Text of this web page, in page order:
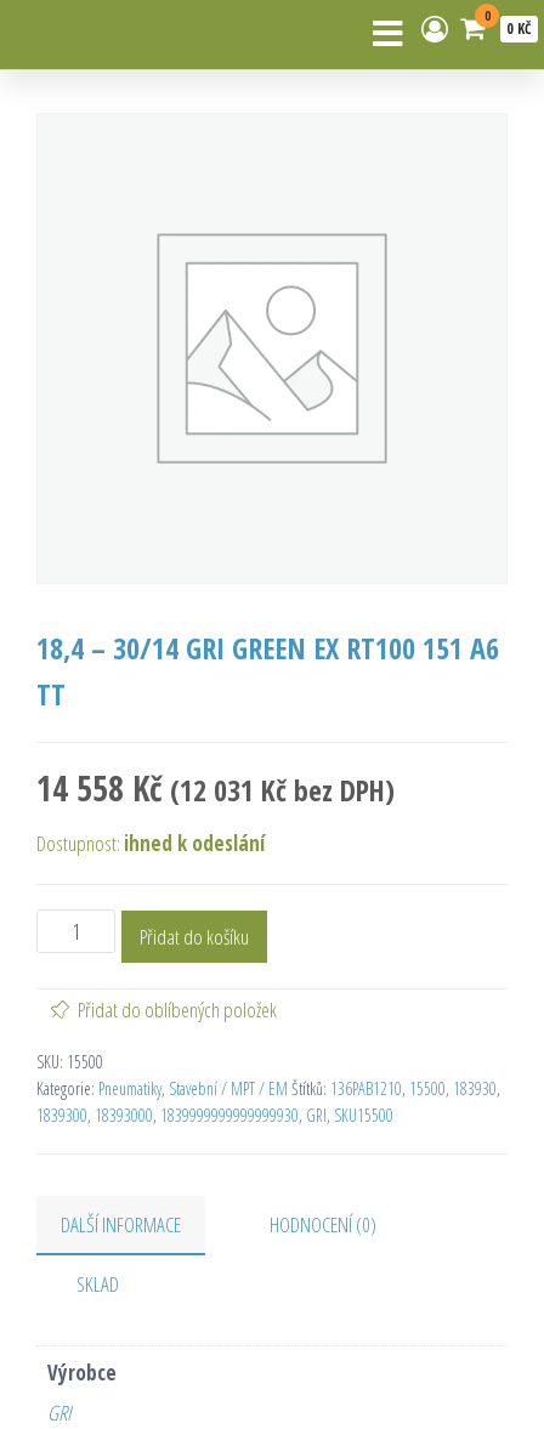
0
0 KČ
18,4 – 30/14 GRI GREEN EX RT100 151 A6
TT
14 558 Kč (12 031 Kč bez DPH)
Dostupnost: ihned k odeslání
Přidat do košíku
Přidat do oblíbených položek
SKU: 15500
Kategorie: Pneumatiky, Stavební / MPT / EM Štítků: 136PAB1210, 15500, 183930,
1839300, 18393000, 1839999999999999930, GRI, SKU15500
DALŠÍ INFORMACE HODNOCENÍ (0)
SKLAD
Výrobce
GRI